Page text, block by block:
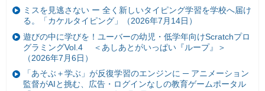
ミスを見逃さない ー 全く新しいタイピング学習を学校へ届け
る。「カケルタイピング」（2026年7月14日）
遊びの中に学びを！ユーバーの幼児・低学年向けScratchプロ
グラミングVol.4 ＜あしあとがいっぱい『ループ』＞
（2026年7月6日）
「あそぶ＋学ぶ」が反復学習のエンジンに ─ アニメーション
監督がAIと挑む、広告・ログインなしの教育ゲームポータル